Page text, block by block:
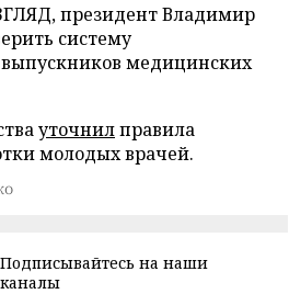
президент Владимир
систему
выпускников медицинских
уточнилправила
молодых врачей.
Подписывайтесь на наши
каналы